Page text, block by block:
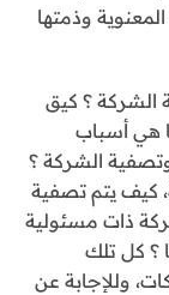
وذمتها
الشركة ؟ كيق
هي أسباب
الشركة ؟
كيف يتم تصفية
ذات مسئولية
؟ كل تلك
وللإجابة عن